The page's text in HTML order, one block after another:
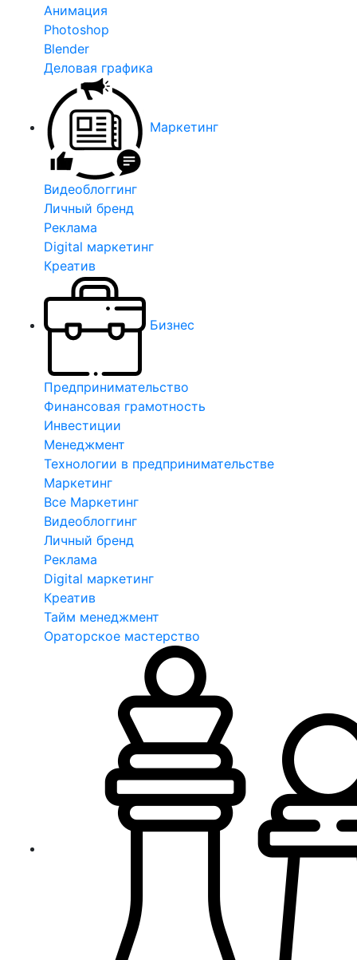
Анимация
Photoshop
Blender
Деловая графика
Маркетинг
Видеоблоггинг
Личный бренд
Реклама
Digital маркетинг
Креатив
Бизнес
Предпринимательство
Финансовая грамотность
Инвестиции
Менеджмент
Технологии в предпринимательстве
Маркетинг
Все Маркетинг
Видеоблоггинг
Личный бренд
Реклама
Digital маркетинг
Креатив
Тайм менеджмент
Ораторское мастерство